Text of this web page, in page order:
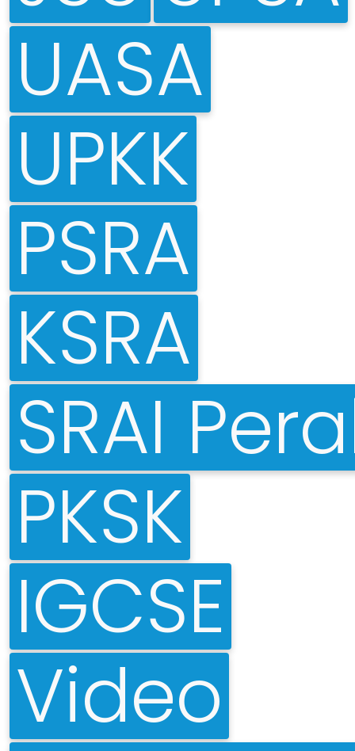
UASA
UPKK
PSRA
KSRA
SRAI
PKSK
IGCSE
Video